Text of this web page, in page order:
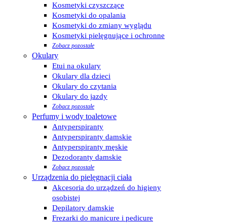
Kosmetyki czyszczące
Kosmetyki do opalania
Kosmetyki do zmiany wyglądu
Kosmetyki pielęgnujące i ochronne
Zobacz pozostałe
Okulary
Etui na okulary
Okulary dla dzieci
Okulary do czytania
Okulary do jazdy
Zobacz pozostałe
Perfumy i wody toaletowe
Antyperspiranty
Antyperspiranty damskie
Antyperspiranty męskie
Dezodoranty damskie
Zobacz pozostałe
Urządzenia do pielęgnacji ciała
Akcesoria do urządzeń do higieny
osobistej
Depilatory damskie
Frezarki do manicure i pedicure